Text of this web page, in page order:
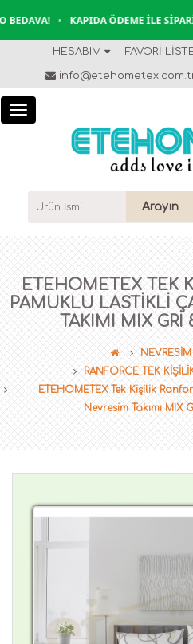
• KAPIDA ÖDEME İLE
HESABIM FAVORI
Arayın
ETEHOMETEX TEK
PAMUKLU LASTIKLI
TAKIMI MIX GRİ
RANFORCE TEK
ETEHOMETEX Tek Kişilik
Nevresim Takımı MIX